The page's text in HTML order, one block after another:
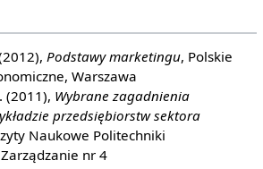
Podstawy marketingu, Polskie
Warszawa
(2011), Wybrane zagadnienia
przedsiębiorstw sektora
Naukowe Politechniki
nr 4